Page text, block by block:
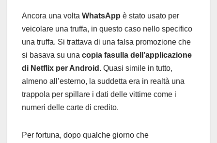
Ancora una volta WhatsApp è stato usato per
veicolare una truffa, in questo caso nello specifico
una truffa. Si trattava di una falsa promozione che
si basava su una copia fasulla dell’applicazione
di Netflix per Android . Quasi simile in tutto,
almeno all’esterno, la suddetta era in realtà una
trappola per spillare i dati delle vittime come i
numeri delle carte di credito.
Per fortuna, dopo qualche giorno che